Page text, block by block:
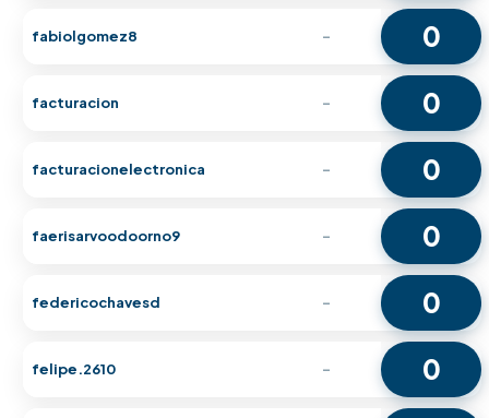
fabiolgomez8 - 0
facturacion - 0
facturacionelectronica - 0
faerisarvoodoorno9 - 0
federicochavesd - 0
felipe.2610 - 0